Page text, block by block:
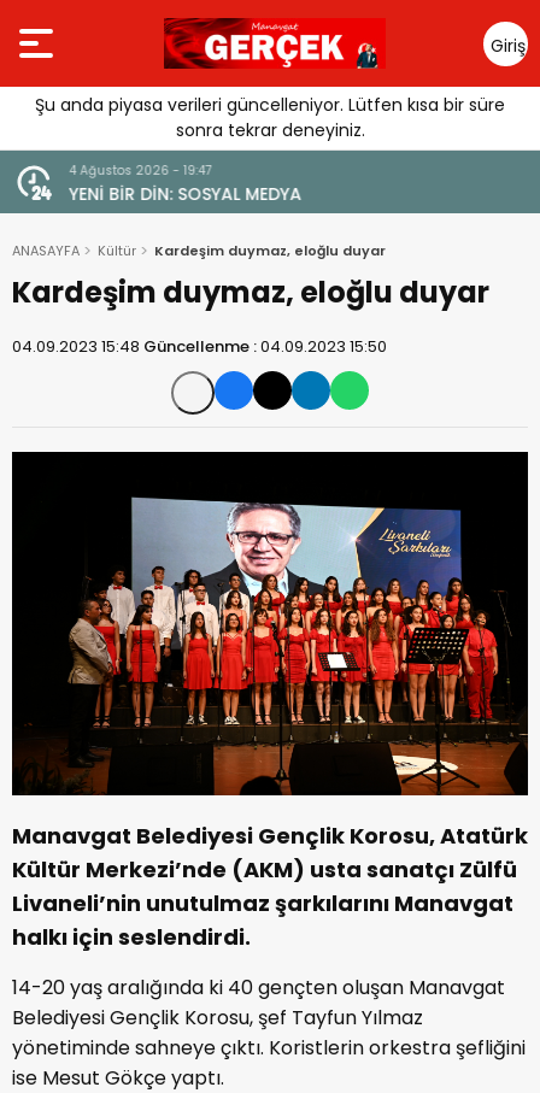
Giriş
Yap
Şu anda piyasa verileri güncelleniyor. Lütfen kısa bir süre
sonra tekrar deneyiniz.
4 Ağustos 2026 - 19:47
YENİ BİR DİN: SOSYAL MEDYA
ANASAYFA Kültür Kardeşim duymaz, eloğlu duyar
Kardeşim duymaz, eloğlu duyar
04.09.2023 15:48 Güncellenme :04.09.2023 15:50
Manavgat Belediyesi Gençlik Korosu, Atatürk
Kültür Merkezi’nde (AKM) usta sanatçı Zülfü
Livaneli’nin unutulmaz şarkılarını Manavgat
halkı için seslendirdi.
14-20 yaş aralığında ki 40 gençten oluşan Manavgat
Belediyesi Gençlik Korosu, şef Tayfun Yılmaz
yönetiminde sahneye çıktı. Koristlerin orkestra şefliğini
ise Mesut Gökçe yaptı.